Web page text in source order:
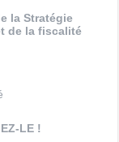
la Stratégie
de la fiscalité
LE !